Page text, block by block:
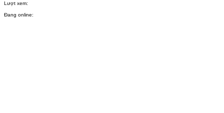
Lượt xem:
Đang online: